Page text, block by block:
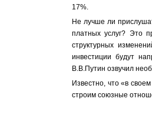
17%.
Не лучше ли
платных услуг? Это
структурных
инвестиции будут
В.В.Путин озвучил
Известно, что «в
строим союзные